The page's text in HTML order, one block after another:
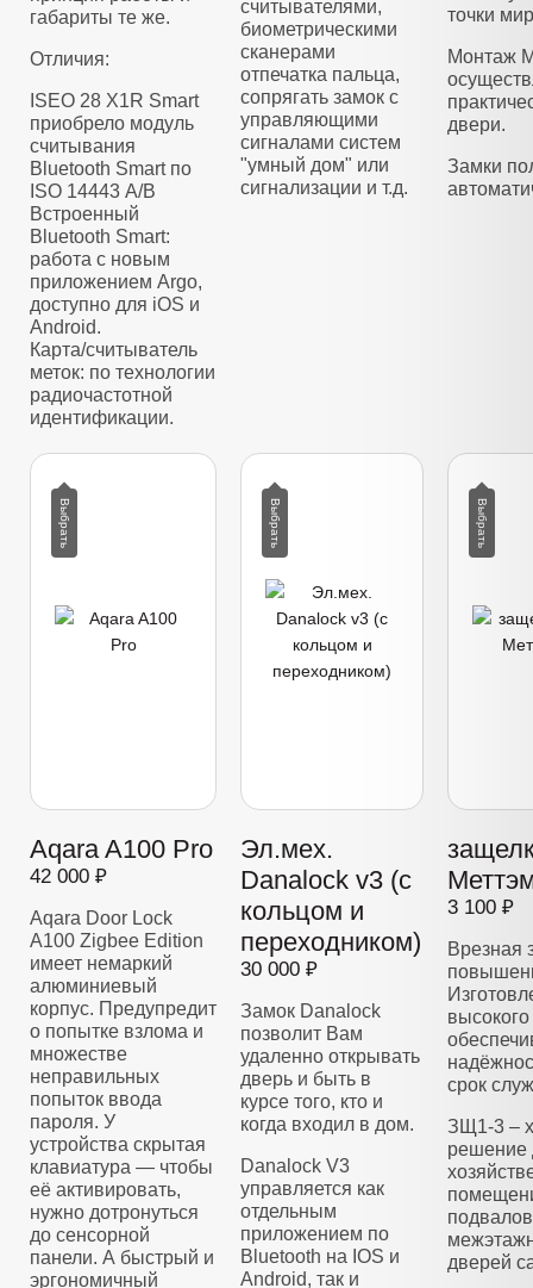
габариты те же.
Отличия:
ISEO 28 X1R Smart
приобрело модуль
считывания
Bluetooth Smart по
ISO 14443 А/B
Встроенный
Bluetooth Smart:
работа с новым
приложением Argo,
доступно для iOS и
Android.
Карта/считыватель
меток: по технологии
радиочастотной
идентификации.
считывателями,
биометрическими
сканерами
отпечатка пальца,
сопрягать замок с
управляющими
сигналами систем
"умный дом" или
сигнализации и т.д.
точки
Монтаж
двери.
Замки
Aqara A100 Pro
42 000 ₽
Aqara Door Lock
A100 Zigbee Edition
имеет немаркий
алюминиевый
корпус. Предупредит
о попытке взлома и
множестве
неправильных
попыток ввода
пароля. У
устройства скрытая
клавиатура — чтобы
её активировать,
нужно дотронуться
до сенсорной
панели. А быстрый и
эргономичный
Эл.мех.
Danalock v3 (с
кольцом и
переходником)
30 000 ₽
Замок Danalock
позволит Вам
удаленно открывать
дверь и быть в
курсе того, кто и
когда входил в дом.
Danalock V3
управляется как
отдельным
приложением по
Bluetooth на IOS и
Android, так и
3 100 ₽
Врезная
высокого
срок
ЗЩ1-3 –
решение
дверей